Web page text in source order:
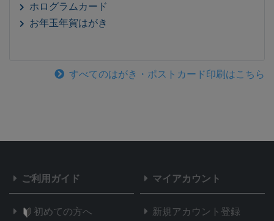
ホログラムカード
お年玉年賀はがき
すべてのはがき・ポストカード印刷はこちら
ご利用ガイド
初めての方へ
マイアカウント
新規アカウント登録